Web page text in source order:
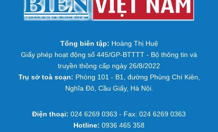
Tổng biên tập: Hoàng Thị Huệ
Giấy phép hoạt động số 445/GP-BTTTT - Bộ thông tin và
truyền thông cấp ngày 26/8/2022
Trụ sở toà soạn: Phòng 101 - B1, đường Phùng Chí Kiên,
Nghĩa Đô, Cầu Giấy, Hà Nội.
Điện thoại: 024 6269 0363 - Fax: 024 6269 0363
Hotline: 0936 465 358